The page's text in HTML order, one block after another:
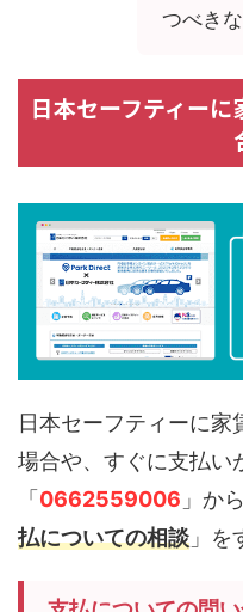
つべきな
日本セーフティー
日本セーフティーに家
場合や、すぐに支払い
「 0662559006 」か
払についての相談 」を